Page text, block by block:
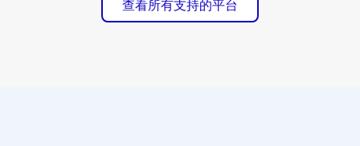
查看所有支持的平台